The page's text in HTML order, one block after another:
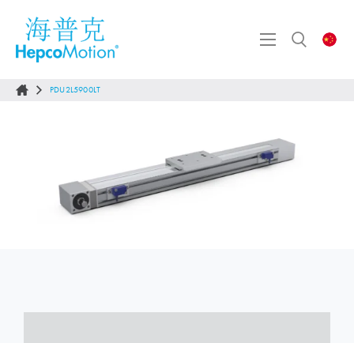
PDU2L5900LT